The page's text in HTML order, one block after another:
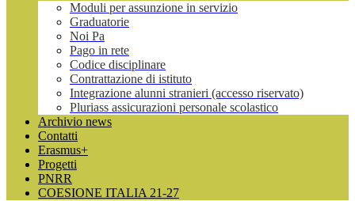
Moduli per assunzione in servizio
Graduatorie
Noi Pa
Pago in rete
Codice disciplinare
Contrattazione di istituto
Integrazione alunni stranieri (accesso riservato)
Pluriass assicurazioni personale scolastico
Archivio news
Contatti
Erasmus+
Progetti
PNRR
COESIONE ITALIA 21-27